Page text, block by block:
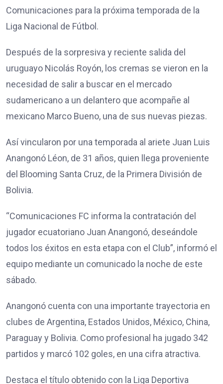
Comunicaciones para la próxima temporada de la
Liga Nacional de Fútbol.
Después de la sorpresiva y reciente salida del
uruguayo Nicolás Royón, los cremas se vieron en la
necesidad de salir a buscar en el mercado
sudamericano a un delantero que acompañe al
mexicano Marco Bueno, una de sus nuevas piezas.
Así vincularon por una temporada al ariete Juan Luis
Anangonó Léon, de 31 años, quien llega proveniente
del Blooming Santa Cruz, de la Primera División de
Bolivia.
“Comunicaciones FC informa la contratación del
jugador ecuatoriano Juan Anangonó, deseándole
todos los éxitos en esta etapa con el Club”, informó el
equipo mediante un comunicado la noche de este
sábado.
Anangonó cuenta con una importante trayectoria en
clubes de Argentina, Estados Unidos, México, China,
Paraguay y Bolivia. Como profesional ha jugado 342
partidos y marcó 102 goles, en una cifra atractiva.
Destaca el título obtenido con la Liga Deportiva